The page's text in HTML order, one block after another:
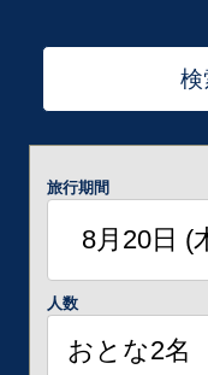
検
旅行期間
人数